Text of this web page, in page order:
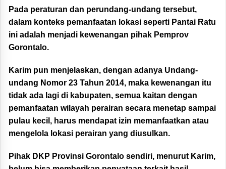
Pada peraturan dan perundang-undang tersebut,
dalam konteks pemanfaatan lokasi seperti Pantai Ratu
ini adalah menjadi kewenangan pihak Pemprov
Gorontalo.
Karim pun menjelaskan, dengan adanya Undang-
undang Nomor 23 Tahun 2014, maka kewenangan itu
tidak ada lagi di kabupaten, semua kaitan dengan
pemanfaatan wilayah perairan secara menetap sampai
pulau kecil, harus mendapat izin memanfaatkan atau
mengelola lokasi perairan yang diusulkan.
Pihak DKP Provinsi Gorontalo sendiri, menurut Karim,